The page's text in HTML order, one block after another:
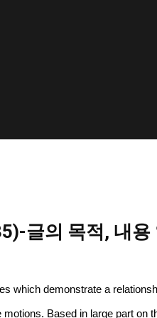
글의 목적, 내용
which demonstrate a
Based in large part on